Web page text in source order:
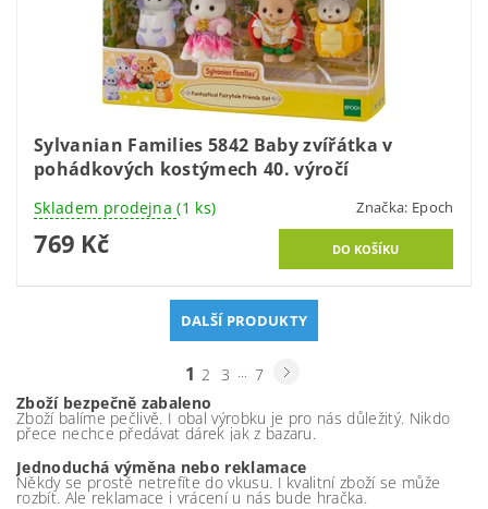
Sylvanian Families 5842 Baby zvířátka v
pohádkových kostýmech 40. výročí
Skladem prodejna(1 ks) Značka: Epoch
769 Kč
DALŠÍ PRODUKTY
1 2 3
7
Zboží bezpečně zabaleno
Zboží balíme pečlivě. I obal výrobku je pro nás důležitý. Nikdo
přece nechce předávat dárek jak z bazaru.
Jednoduchá výměna nebo reklamace
Někdy se prostě netrefíte do vkusu. I kvalitní zboží se může
rozbít. Ale reklamace i vrácení u nás bude hračka.